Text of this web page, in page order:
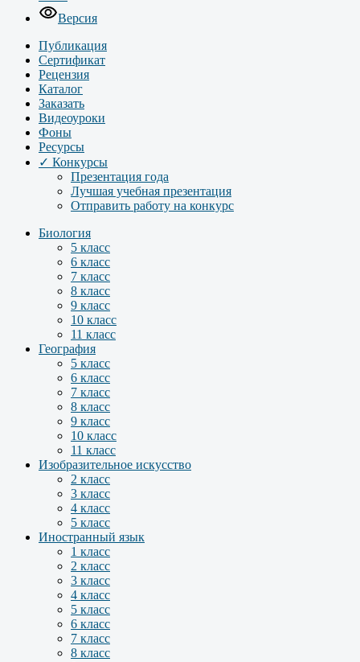
Версия
Публикация
Сертификат
Рецензия
Каталог
Заказать
Видеоуроки
Фоны
Ресурсы
✓ Конкурсы
Презентация года
Лучшая учебная презентация
Отправить работу на конкурс
Биология
5 класс
6 класс
7 класс
8 класс
9 класс
10 класс
11 класс
География
5 класс
6 класс
7 класс
8 класс
9 класс
10 класс
11 класс
Изобразительное искусство
2 класс
3 класс
4 класс
5 класс
Иностранный язык
1 класс
2 класс
3 класс
4 класс
5 класс
6 класс
7 класс
8 класс